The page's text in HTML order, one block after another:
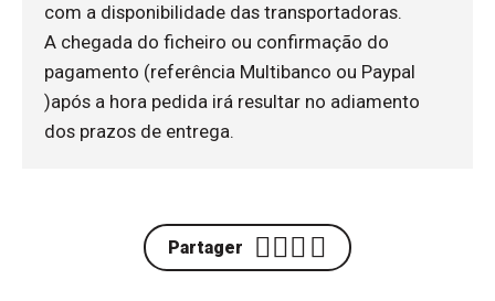
com a disponibilidade das transportadoras.
A chegada do ficheiro ou confirmação do
pagamento (referência Multibanco ou Paypal
)após a hora pedida irá resultar no adiamento
dos prazos de entrega.
Partager